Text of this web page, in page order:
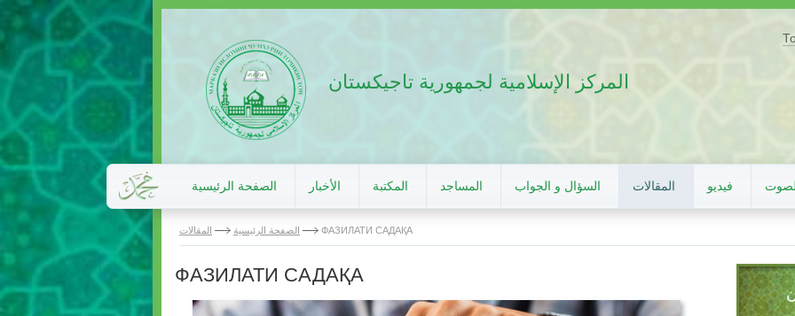
المركز الإسلامية لجمهورية تاجيكستان
الصفحة الرئيسية الأخبار المكتبة المساجد السؤال و الجواب المقالات فيديو
الصفحة الرئيسية المقالات ФАЗИЛАТИ САДАҚА
ФАЗИЛАТИ САДАҚА